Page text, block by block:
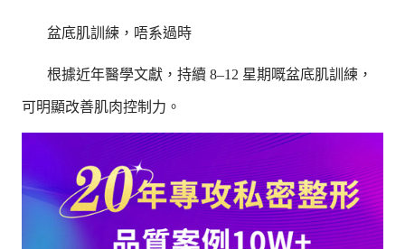
盆底肌訓練，唔系過時
根據近年醫學文獻，持續 8–12 星期嘅盆底肌訓練，
可明顯改善肌肉控制力。